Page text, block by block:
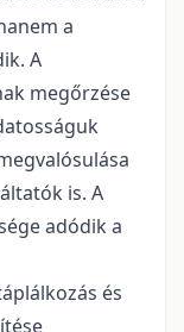
a
A
megőrzése
is. A
adódik a
és